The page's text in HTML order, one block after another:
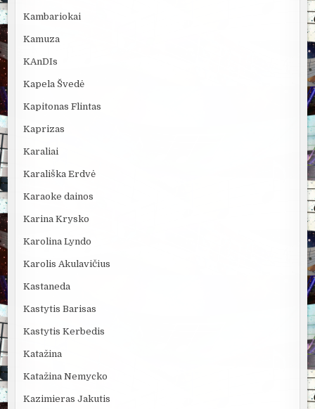
Kambariokai
Kamuza
KAnDIs
Kapela Švedė
Kapitonas Flintas
Kaprizas
Karaliai
Karališka Erdvė
Karaoke dainos
Karina Krysko
Karolina Lyndo
Karolis Akulavičius
Kastaneda
Kastytis Barisas
Kastytis Kerbedis
Katažina
Katažina Nemycko
Kazimieras Jakutis